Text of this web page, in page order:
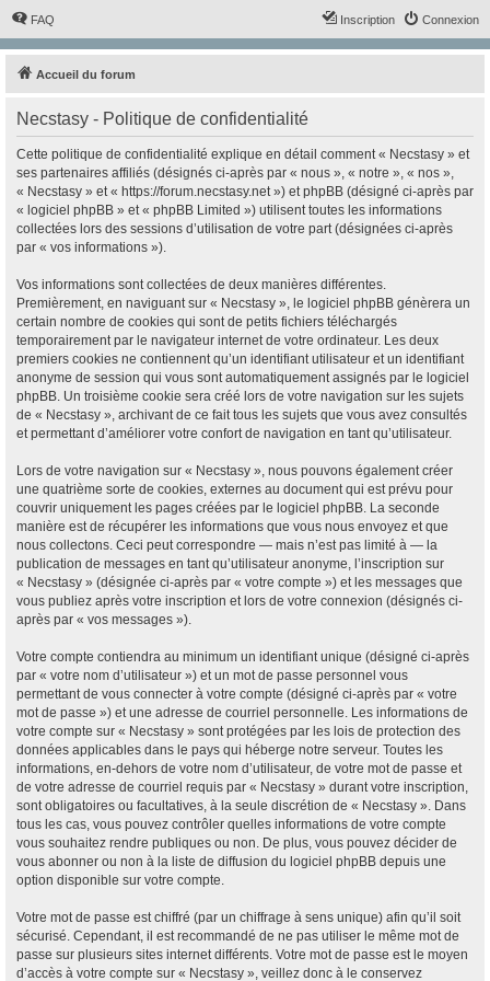
FAQ Connexion
Inscription
Accueil du forum
Necstasy - Politique de confidentialité
Cette politique de confidentialité explique en détail comment « Necstasy » et
ses partenaires affiliés (désignés ci-après par « nous », « notre », « nos »,
« Necstasy » et « https://forum.necstasy.net ») et phpBB (désigné ci-après par
« logiciel phpBB » et « phpBB Limited ») utilisent toutes les informations
collectées lors des sessions d’utilisation de votre part (désignées ci-après
par « vos informations »).
Vos informations sont collectées de deux manières différentes.
Premièrement, en naviguant sur « Necstasy », le logiciel phpBB génèrera un
certain nombre de cookies qui sont de petits fichiers téléchargés
temporairement par le navigateur internet de votre ordinateur. Les deux
premiers cookies ne contiennent qu’un identifiant utilisateur et un identifiant
anonyme de session qui vous sont automatiquement assignés par le logiciel
phpBB. Un troisième cookie sera créé lors de votre navigation sur les sujets
de « Necstasy », archivant de ce fait tous les sujets que vous avez consultés
et permettant d’améliorer votre confort de navigation en tant qu’utilisateur.
Lors de votre navigation sur « Necstasy », nous pouvons également créer
une quatrième sorte de cookies, externes au document qui est prévu pour
couvrir uniquement les pages créées par le logiciel phpBB. La seconde
manière est de récupérer les informations que vous nous envoyez et que
nous collectons. Ceci peut correspondre — mais n’est pas limité à — la
publication de messages en tant qu’utilisateur anonyme, l’inscription sur
« Necstasy » (désignée ci-après par « votre compte ») et les messages que
vous publiez après votre inscription et lors de votre connexion (désignés ci-
après par « vos messages »).
Votre compte contiendra au minimum un identifiant unique (désigné ci-après
par « votre nom d’utilisateur ») et un mot de passe personnel vous
permettant de vous connecter à votre compte (désigné ci-après par « votre
mot de passe ») et une adresse de courriel personnelle. Les informations de
votre compte sur « Necstasy » sont protégées par les lois de protection des
données applicables dans le pays qui héberge notre serveur. Toutes les
informations, en-dehors de votre nom d’utilisateur, de votre mot de passe et
de votre adresse de courriel requis par « Necstasy » durant votre inscription,
sont obligatoires ou facultatives, à la seule discrétion de « Necstasy ». Dans
tous les cas, vous pouvez contrôler quelles informations de votre compte
vous souhaitez rendre publiques ou non. De plus, vous pouvez décider de
vous abonner ou non à la liste de diffusion du logiciel phpBB depuis une
option disponible sur votre compte.
Votre mot de passe est chiffré (par un chiffrage à sens unique) afin qu’il soit
sécurisé. Cependant, il est recommandé de ne pas utiliser le même mot de
passe sur plusieurs sites internet différents. Votre mot de passe est le moyen
d’accès à votre compte sur « Necstasy », veillez donc à le conservez